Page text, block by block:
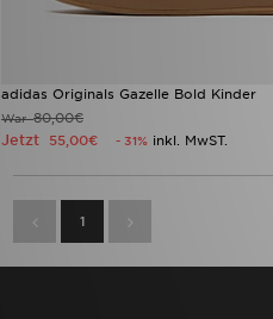
adidas Originals Gazelle Bold Kinder
War80,00€
Jetzt 55,00€ - 31% inkl. MwST.
1